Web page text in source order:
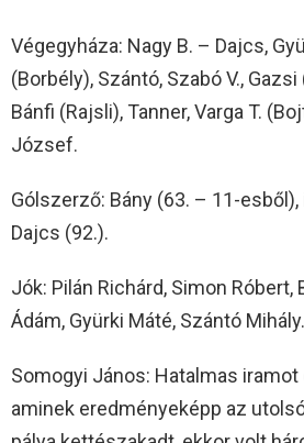
Végegyháza: Nagy B. – Dajcs,
(Borbély), Szántó, Szabó V.,
Bánfi (Rajsli), Tanner, Varga T.
József.
Gólszerző: Bány (63. – 11-esből),
Dajcs (92.).
Jók: Pilán Richárd, Simon Róbert,
Ádám, Gyürki Máté, Szántó Mihály.
Somogyi János: Hatalmas
aminek eredményeképp az